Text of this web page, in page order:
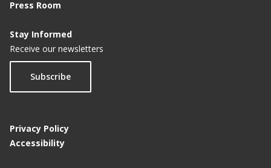
Press Room
Stay Informed
Receive our newsletters
Subscribe
Privacy Policy
Accessibility